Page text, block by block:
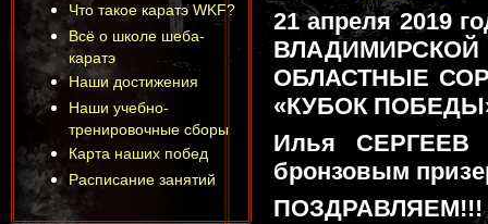
21 апреля 2019
ОБЛАСТНЫЕ
«КУБОК
Илья СЕРГЕЕВ
бронзовым
ПОЗДРАВЛЯЕМ!!!
Что такое каратэ WKF?
Всё о школе шеба-
каратэ
Наши достижения
Наши учебно-
тренировочные сборы
Карта наших побед
Расписание занятий